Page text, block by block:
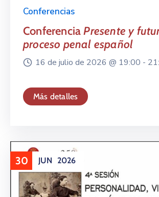
Conferencias
ConferenciaPresente y
proceso penal español
16 de julio de 2026 @ 19:00 -
Más detalles
30 JUN 2026